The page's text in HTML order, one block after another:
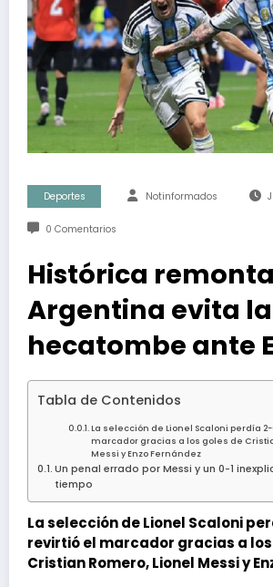
Deportes Notinformados
0 Comentarios
Histórica
Argentina evita la
hecatombe ante
Tabla de Contenidos
La selección de Lionel Scaloni perdía
marcador gracias a los goles de
Messi y Enzo Fernández
Un penal errado por Messi y un 0-1
tiempo
La selección de Lionel Scaloni
revirtió el marcador gracias a
Cristian Romero, Lionel Messi y